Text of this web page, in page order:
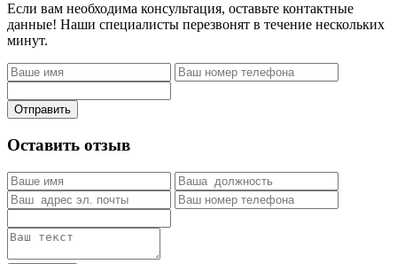
Если вам необходима консультация, оставьте контактные
данные! Наши специалисты перезвонят в течение нескольких
минут.
Отправить
Оставить отзыв